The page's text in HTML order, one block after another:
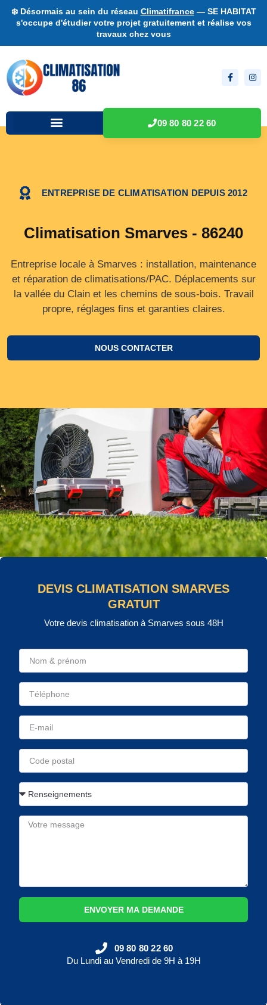
❄️ Désormais au sein du réseau Climatifrance— SE HABITAT
s'occupe d'étudier votre projet gratuitement et réalise vos
travaux chez vous
09 80 80 22 60
ENTREPRISE DE CLIMATISATION DEPUIS 2012
Climatisation Smarves - 86240
Entreprise locale à Smarves : installation, maintenance
et réparation de climatisations/PAC. Déplacements sur
la vallée du Clain et les chemins de sous‑bois. Travail
propre, réglages fins et garanties claires.
NOUS CONTACTER
DEVIS CLIMATISATION SMARVES
GRATUIT
Votre devis climatisation à Smarves sous 48H
ENVOYER MA DEMANDE
09 80 80 22 60
Du Lundi au Vendredi de 9H à 19H